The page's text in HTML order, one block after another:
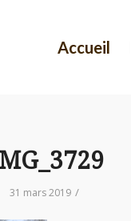
Accueil
31 mars 2019 /